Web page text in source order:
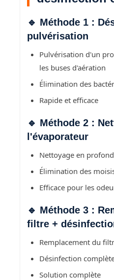
🔹 Méthode 1 :
pulvérisation
Pulvérisation d'un
les buses d'aération
Élimination des
Rapide et efficace
🔹 Méthode 2 :
l'évaporateur
Nettoyage en
Élimination des
Efficace pour les
🔹 Méthode 3 :
filtre +
Remplacement du
Désinfection
Solution complète